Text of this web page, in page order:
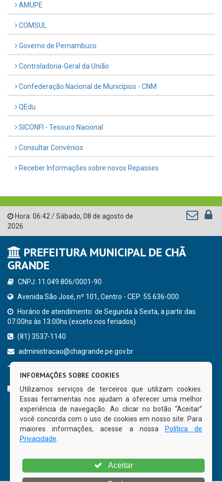
AMUPE
COMSUL
Governo de Pernambuco
Controladoria-Geral da União
Confederação Nacional de Municípios - CNM
QEdu
SICONFI - Tesouro Nacional
Consultar Convênios
Receber Informações sobre novos Repasses
Hora: 06:42 /Sábado, 08 de agosto de
2026
PREFEITURA MUNICIPAL DE CHÃ
GRANDE
CNPJ: 11.049.806/0001-90
Avenida São José, nº 101, Centro - CEP: 55.636-000
Horário de atendimento: de Segunda à Sexta, a partir das
07:00hs às 13:00hs (exceto nos feriados)
(81) 3537-1140
administracao@chagrande.pe.gov.br
CURTA NOSSA FAN PAGE
INFORMAÇÕES SOBRE COOKIES
Utilizamos serviços de terceiros que utilizam cookies.
Essas ferramentas nos ajudam a oferecer uma melhor
experiência de navegação. Ao clicar no botão “Aceitar”
você concorda com o uso de cookies em nosso site. Para
maiores informações, acesse a nossa
Política de
Privacidade
Aceitar